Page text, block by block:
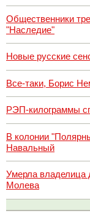
Общественники
"Наследие"
Новые русские
Все-таки, Борис
РЭП-килограммы
В колонии
Навальный
Умерла владелица
Молева